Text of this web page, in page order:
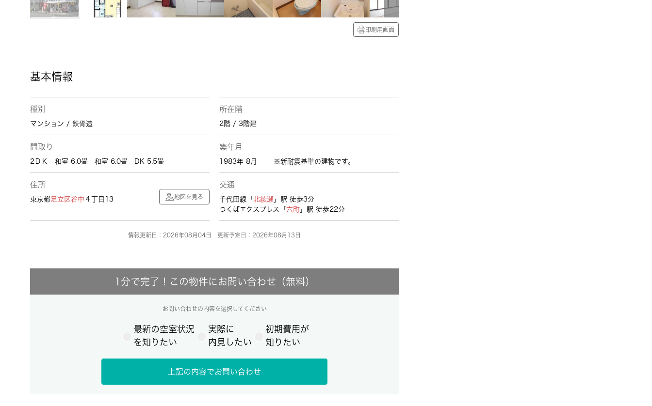
印刷用画面
基本情報
種別
マンション / 鉄骨造
所在階
2階 / 3階建
間取り
2ＤＫ 和室 6.0畳 和室 6.0畳 DK 5.5畳
築年月
1983年 8月 ※新耐震基準の建物です。
住所
東京都足立区 谷中 ４丁目13 地図を見る
交通
千代田線「 北綾瀬 」駅 徒歩3分
つくばエクスプレス「 六町 」駅 徒歩22分
情報更新日：2026年08月04日 更新予定日：2026年08月13日
1分で完了！この物件にお問い合わせ（無料）
お問い合わせの内容を選択してください
最新の空室状況
を知りたい
実際に
内見したい
初期費用が
知りたい
上記の内容でお問い合わせ